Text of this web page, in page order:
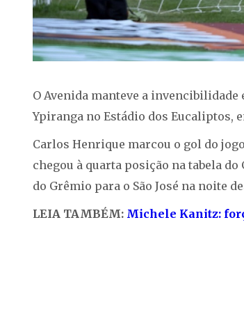
O Avenida manteve a
Ypiranga no Estádio dos Eucaliptos,
Carlos Henrique marcou o gol do
chegou à quarta posição na tabela
do Grêmio para o São José na noite
LEIA TAMBÉM: Michele Kanitz: